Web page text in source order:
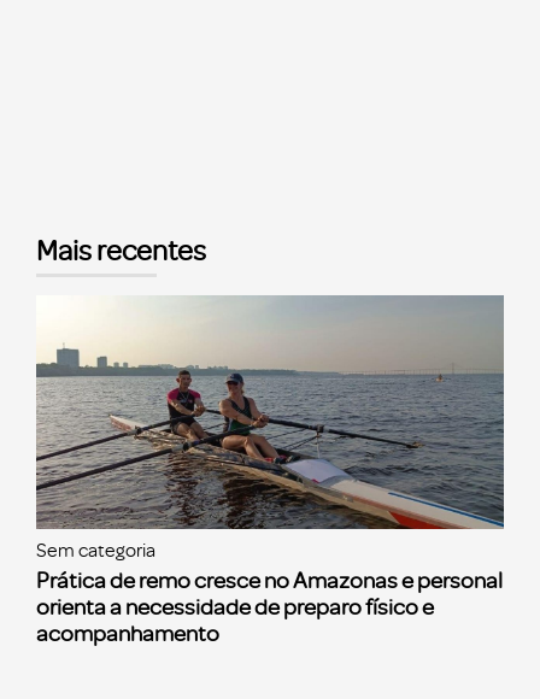
Mais recentes
Sem categoria
Prática de remo cresce no Amazonas e personal
orienta a necessidade de preparo físico e
acompanhamento